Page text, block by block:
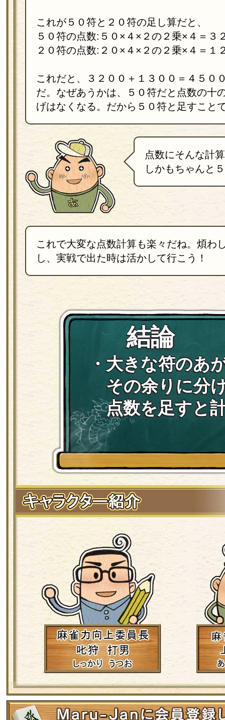
これが５０符と２０符の足し算だと、
５０符の点数:５０×４×２の２乗×４＝３
２０符の点数:２０×４×２の２乗×４＝１
これだと、３２００＋１３００＝４５
だ。なぜあうかは、５０符だと点数の十
げはなくなる。だから５０符と足すこと
点数にそんな計
しかもちゃんと
これで大変な点数計算も楽々だね。煩わ
し、実戦で出た時は活かして行こう！
結論
・大きな符のあ
その余りに分
点数を足すと